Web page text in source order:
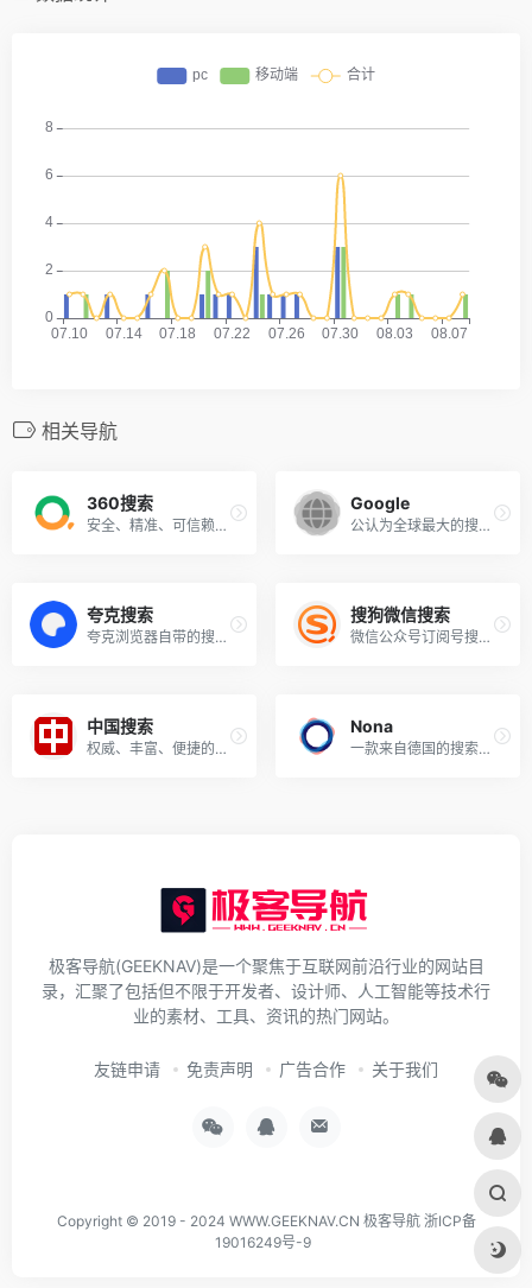
相关导航
360搜索
安全、精准、可信赖的新一代搜索引擎！
Google
公认为全球最大的搜索引擎！
夸克搜索
夸克浏览器自带的搜索引擎！
搜狗微信搜索
微信公众号订阅号搜索！
中国搜索
权威、丰富、便捷的搜索产品！
Nona
一款来自德国的搜索引擎！
极客导航(GEEKNAV)是一个聚焦于互联网前沿行业的网站目
录，汇聚了包括但不限于开发者、设计师、人工智能等技术行
业的素材、工具、资讯的热门网站。
友链申请 免责声明 广告合作 关于我们
Copyright © 2019 - 2024 WWW.GEEKNAV.CN 极客导航 浙ICP备
19016249号-9